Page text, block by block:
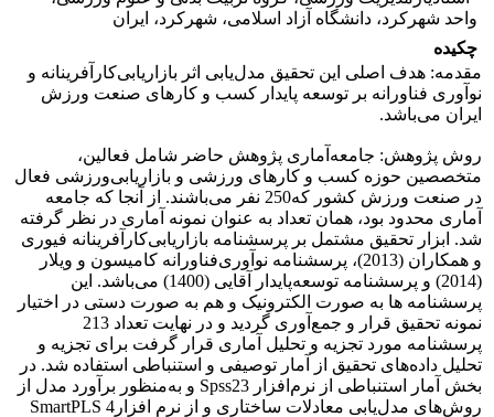
واحد شهرکرد، دانشگاه آزاد اسلامی، شهرکرد، ایران
چکیده
مقدمه: هدف اصلی این تحقیق مدل‌یابی اثر بازاریابی‌کارآفرینانه و
نوآوری‌ فناورانه بر توسعه ‌پایدار کسب و کارهای صنعت ورزش
ایران می‌باشد.
روش پژوهش: جامعه‌آماری پژوهش حاضر شامل فعالین،
متخصصین حوزه کسب و کارهای ورزشی و بازاریابی‌ورزشی فعال
در صنعت ورزش کشور که250 نفر می‌باشند. از آنجا که جامعه
آماری محدود ‌بود، همان تعداد به عنوان نمونه آماری در نظر گرفته
شد. ابزار تحقیق مشتمل بر پرسشنامه بازاریابی‌کارآفرینانه فیوری
و همکاران (2013)، پرسشنامه نوآوری‌فناورانه کامیسون و ویلار
(2014) و پرسشنامه توسعه‌پایدار آقایی (1400) می‌باشد. این
پرسشنامه ها به صورت الکترونیک و هم به صورت دستی در اختیار
نمونه تحقیق قرار و جمع‌آوری گردید و در نهایت تعداد 213
پرسشنامه مورد تجزیه و تحلیل آماری قرار گرفت برای تجزیه و
تحلیل داده‌های تحقیق از آمار توصیفی و استنباطی استفاده شد. در
بخش آمار استنباطی از نرم‌افزار Spss23 و به‌منظور برآورد مدل از
روش‌های مدل‌یابی معادلات ساختاری و از نرم افزار4 SmartPLS